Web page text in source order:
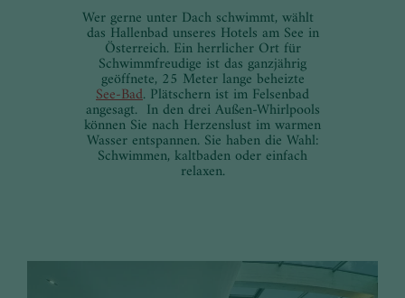
Wer gerne unter Dach schwimmt, wählt
das Hallenbad unseres Hotels am See in
Österreich. Ein herrlicher Ort für
Schwimmfreudige ist das ganzjährig
geöffnete, 25 Meter lange beheizte
See-Bad. Plätschern ist im Felsenbad
angesagt. In den drei Außen-Whirlpools
können Sie nach Herzenslust im warmen
Wasser entspannen. Sie haben die Wahl:
Schwimmen, kaltbaden oder einfach
relaxen.